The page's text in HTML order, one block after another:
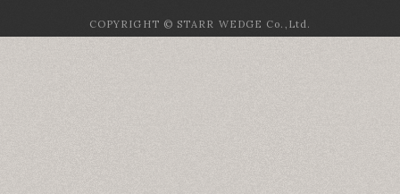
COPYRIGHT © STARR WEDGE Co.,Ltd.